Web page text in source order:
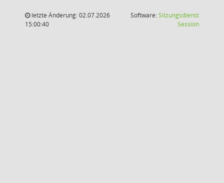
letzte Änderung: 02.07.2026
15:00:40
Software:Sitzungsdienst
Session(Wird in